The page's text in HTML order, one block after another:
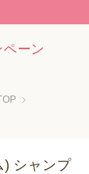
ーン
) シャンプ